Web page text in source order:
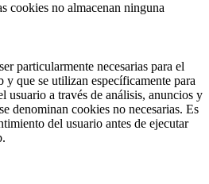
cookies no almacenan ninguna
particularmente necesarias para el
que se utilizan específicamente para
usuario a través de análisis, anuncios y
denominan cookies no necesarias. Es
del usuario antes de ejecutar